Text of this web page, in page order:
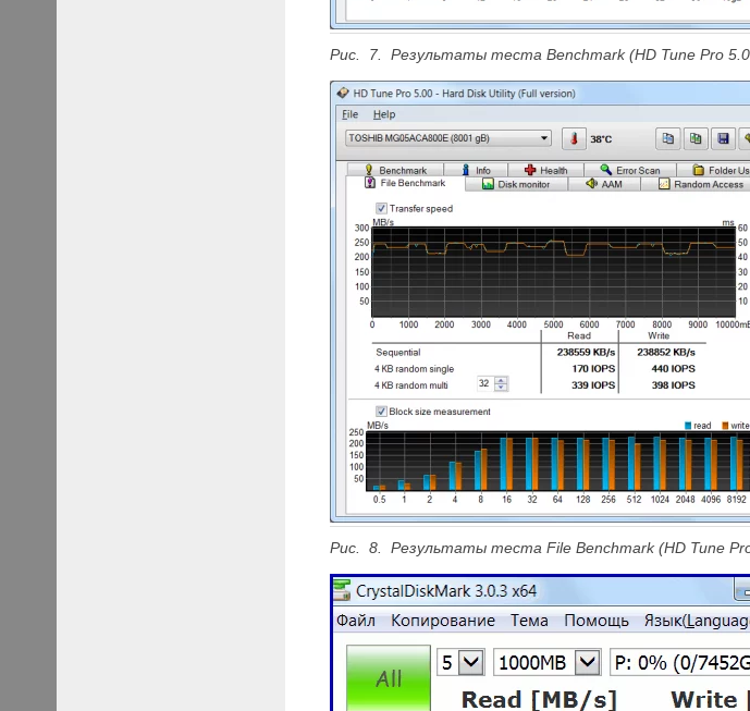
Рис. 7. Результаты теста Benchmark (HD Tune Pro
Рис. 8. Результаты теста File Benchmark (HD Tune